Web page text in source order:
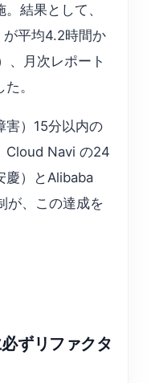
結果として、
平均4.2時間か
、月次レポート
。
害）15分以内の
Cloud Navi の24
慶）とAlibaba
が、この達成を
ずリファクタ